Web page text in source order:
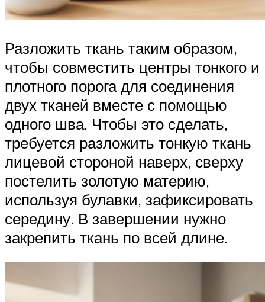
Разложить ткань таким образом,
чтобы совместить центры тонкого и
плотного порога для соединения
двух тканей вместе с помощью
одного шва. Чтобы это сделать,
требуется разложить тонкую ткань
лицевой стороной наверх, сверху
постелить золотую материю,
используя булавки, зафиксировать
середину. В завершении нужно
закрепить ткань по всей длине.